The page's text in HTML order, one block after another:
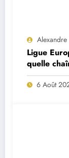
Ligue
quelle
match ?
6 Août